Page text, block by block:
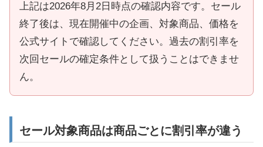
上記は2026年8月2日時点の確認内容です。セール
終了後は、現在開催中の企画、対象商品、価格を
公式サイトで確認してください。過去の割引率を
次回セールの確定条件として扱うことはできませ
ん。
セール対象商品は商品ごとに割引率が違う